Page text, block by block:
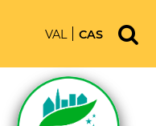
VAL CAS